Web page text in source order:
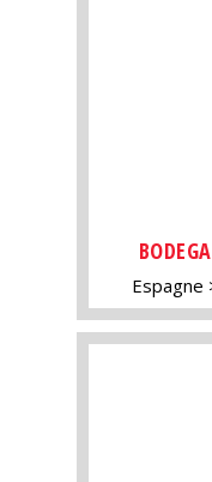
Espagne